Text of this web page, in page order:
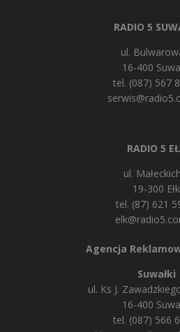
RADIO 5
ul.
16-400
tel. (087) 567
RADIO 5
ul.
19-300 Ełk
tel. (87) 621
Agencja
Suwałki
ul. Ks J.
16-400
tel. (087) 566